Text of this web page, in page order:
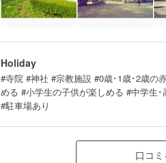
Holiday
#寺院 #神社 #宗教施設 #0歳･1歳･2歳の
める #小学生の子供が楽しめる #中学生
#駐車場あり
口コ